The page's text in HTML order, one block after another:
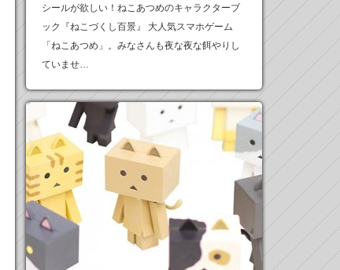
シールが欲しい！ねこあつめのキャラクターブ
ック『ねこづくし百景』 大人気スマホゲーム
「ねこあつめ」。みなさんも夜な夜な餌やりし
ていませ…